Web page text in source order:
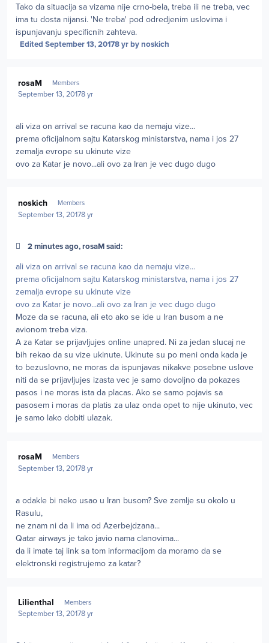
Tako da situacija sa vizama nije crno-bela, treba ili ne treba, vec
ima tu dosta nijansi. 'Ne treba' pod odredjenim uslovima i
ispunjavanju specificnih zahteva.
Edited September 13, 20178 yrby noskich
rosaM Members
September 13, 20178 yr
ali viza on arrival se racuna kao da nemaju vize...
prema oficijalnom sajtu Katarskog ministarstva, nama i jos 27
zemalja evrope su ukinute vize
ovo za Katar je novo...ali ovo za Iran je vec dugo dugo
noskich Members
September 13, 20178 yr
2 minutes ago, rosaM said:
ali viza on arrival se racuna kao da nemaju vize...
prema oficijalnom sajtu Katarskog ministarstva, nama i jos 27
zemalja evrope su ukinute vize
ovo za Katar je novo...ali ovo za Iran je vec dugo dugo
Moze da se racuna, ali eto ako se ide u Iran busom a ne
avionom treba viza.
A za Katar se prijavljujes online unapred. Ni za jedan slucaj ne
bih rekao da su vize ukinute. Ukinute su po meni onda kada je
to bezuslovno, ne moras da ispunjavas nikakve posebne uslove
niti da se prijavljujes izasta vec je samo dovoljno da pokazes
pasos i ne moras ista da placas. Ako se samo pojavis sa
pasosem i moras da platis za ulaz onda opet to nije ukinuto, vec
je samo lako dobiti ulazak.
rosaM Members
September 13, 20178 yr
a odakle bi neko usao u Iran busom? Sve zemlje su okolo u
Rasulu,
ne znam ni da li ima od Azerbejdzana...
Qatar airways je tako javio nama clanovima...
da li imate taj link sa tom informacijom da moramo da se
elektronski registrujemo za katar?
Lilienthal Members
September 13, 20178 yr